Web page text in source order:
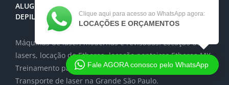
ALUGUEL DE EQUIPAMENTOS ALUGUEL DE LASER
DEPILAÇÃO ALUGUEL DE PONTEIRAS DE LASER
Máquinas de laser, modernas e revisadas. Locação de
lasers, locação do Etherea, locação ponteiras Etherea MX.
Treinamento para uso de lasers.
Transporte de laser na Grande São Paulo.
Clique aqui para acesso ao WhatsApp agora:
LOCAÇÕES E ORÇAMENTOS
Fale AGORA conosco pelo WhatsApp